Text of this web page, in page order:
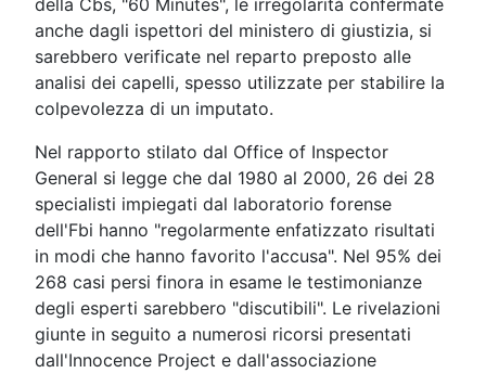
della Cbs, "60 Minutes", le irregolarità confermate
anche dagli ispettori del ministero di giustizia, si
sarebbero verificate nel reparto preposto alle
analisi dei capelli, spesso utilizzate per stabilire la
colpevolezza di un imputato.
Nel rapporto stilato dal Office of Inspector
General si legge che dal 1980 al 2000, 26 dei 28
specialisti impiegati dal laboratorio forense
dell'Fbi hanno "regolarmente enfatizzato risultati
in modi che hanno favorito l'accusa". Nel 95% dei
268 casi persi finora in esame le testimonianze
degli esperti sarebbero "discutibili". Le rivelazioni
giunte in seguito a numerosi ricorsi presentati
dall'Innocence Project e dall'associazione